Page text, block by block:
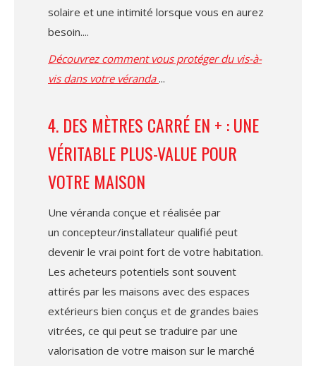
solaire et une intimité lorsque vous en aurez
besoin.
Découvrez comment vous protéger du vis-à-
vis dans votre véranda
4. DES MÈTRES CARRÉ EN + : UNE
VÉRITABLE PLUS-VALUE POUR
VOTRE MAISON
Une véranda conçue et réalisée par
un concepteur/installateur qualifié peut
devenir le vrai point fort de votre habitation.
Les acheteurs potentiels sont souvent
attirés par les maisons avec des espaces
extérieurs bien conçus et de grandes baies
vitrées, ce qui peut se traduire par une
valorisation de votre maison sur le marché